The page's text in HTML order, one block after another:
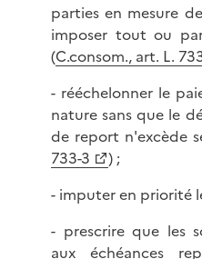
parties en mesure
imposer tout ou
(C.consom., art. L.
- rééchelonner le
nature sans que le
de report n'excède
733-3
) ;
- imputer en priorité
- prescrire que les
aux échéances